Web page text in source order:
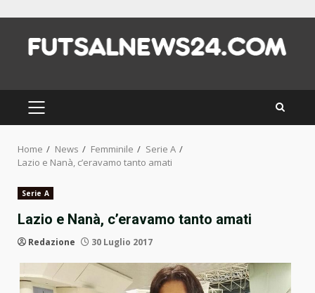
content
PRIMARY
MENU
Home News Femminile
Serie A
Lazio e Nanà, c’eravamo tanto amati
Serie A
Lazio e Nanà, c’eravamo tanto amati
Redazione 30 Luglio 2017